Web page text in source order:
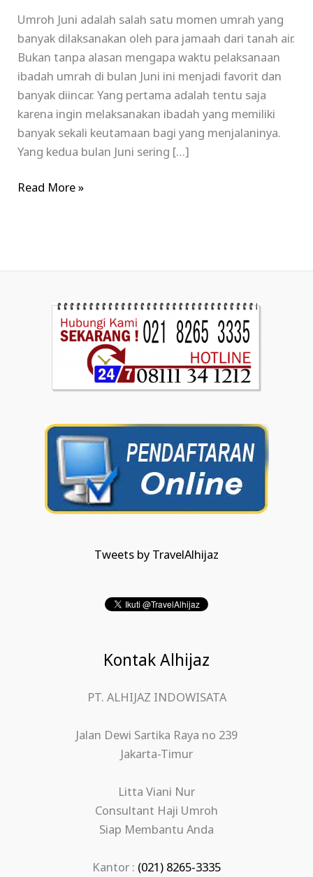
Umroh Juni adalah salah satu momen umrah yang
banyak dilaksanakan oleh para jamaah dari tanah air.
Bukan tanpa alasan mengapa waktu pelaksanaan
ibadah umrah di bulan Juni ini menjadi favorit dan
banyak diincar. Yang pertama adalah tentu saja
karena ingin melaksanakan ibadah yang memiliki
banyak sekali keutamaan bagi yang menjalaninya.
Yang kedua bulan Juni sering […]
Read More »
Tweets by TravelAlhijaz
Kontak Alhijaz
PT. ALHIJAZ INDOWISATA
Jalan Dewi Sartika Raya no 239
Jakarta-Timur
Litta Viani Nur
Consultant Haji Umroh
Siap Membantu Anda
Kantor : (021) 8265-3335